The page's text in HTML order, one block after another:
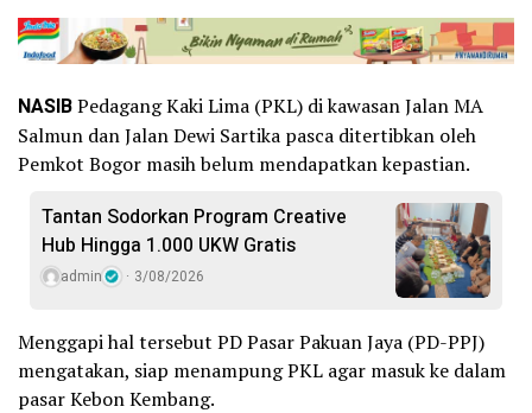
NASIBPedagang Kaki Lima (PKL) di kawasan Jalan MA
Salmun dan Jalan Dewi Sartika pasca ditertibkan oleh
Pemkot Bogor masih belum mendapatkan kepastian.
Tantan Sodorkan Program Creative
Hub Hingga 1.000 UKW Gratis
admin 3/08/2026
Menggapi hal tersebut PD Pasar Pakuan Jaya (PD-PPJ)
mengatakan, siap menampung PKL agar masuk ke dalam
pasar Kebon Kembang.